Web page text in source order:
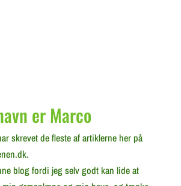
er Marco
skrevet de fleste af artiklerne her på
blog fordi jeg selv godt kan lide at